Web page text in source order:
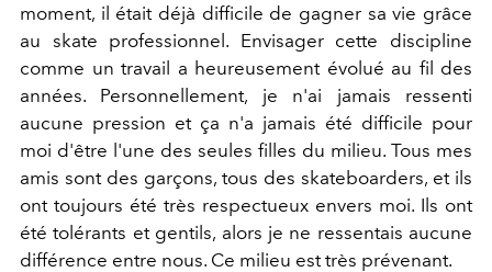
moment, il était déjà difficile de gagner sa vie grâce
au skate professionnel. Envisager cette discipline
comme un travail a heureusement évolué au fil des
années. Personnellement, je n'ai jamais ressenti
aucune pression et ça n'a jamais été difficile pour
moi d'être l'une des seules filles du milieu. Tous mes
amis sont des garçons, tous des skateboarders, et ils
ont toujours été très respectueux envers moi. Ils ont
été tolérants et gentils, alors je ne ressentais aucune
différence entre nous. Ce milieu est très prévenant.